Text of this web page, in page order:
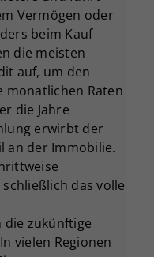
Vermögen oder
beim Kauf
die meisten
auf, um den
monatlichen Raten
die Jahre
erwirbt der
an der Immobilie.
das volle
die zukünftige
vielen Regionen